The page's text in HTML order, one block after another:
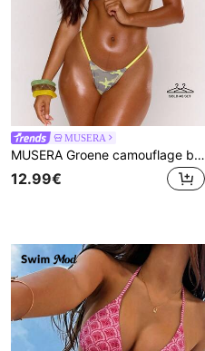
MUSERA
MUSERA Groene camouflage bikini top met contrasterende kleur en stringbroekje voor zomerse vakantie, Ibiza, festival en strandzwemmen
12.99€